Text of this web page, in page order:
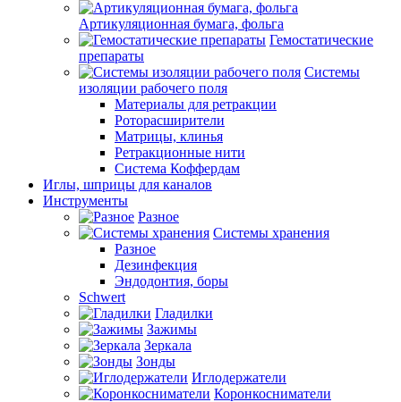
Артикуляционная бумага, фольга
Гемостатические
препараты
Системы
изоляции рабочего поля
Материалы для ретракции
Роторасширители
Матрицы, клинья
Ретракционные нити
Система Коффердам
Иглы, шприцы для каналов
Инструменты
Разное
Системы хранения
Разное
Дезинфекция
Эндодонтия, боры
Schwert
Гладилки
Зажимы
Зеркала
Зонды
Иглодержатели
Коронкосниматели